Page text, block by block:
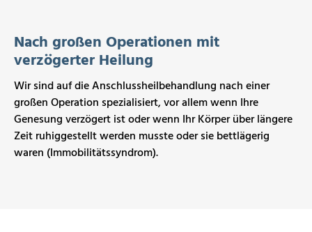
Nach großen Operationen mit
verzögerter Heilung
Wir sind auf die Anschlussheilbehandlung nach einer
großen Operation spezialisiert, vor allem wenn Ihre
Genesung verzögert ist oder wenn Ihr Körper über längere
Zeit ruhiggestellt werden musste oder sie bettlägerig
waren (Immobilitätssyndrom).